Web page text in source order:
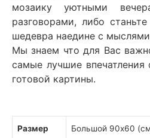
мозаику уютными
разговорами, либо
шедевра наедине с
Мы знаем что для Вас
самые лучшие впечатления
готовой картины.
Размер
Большой 90х60